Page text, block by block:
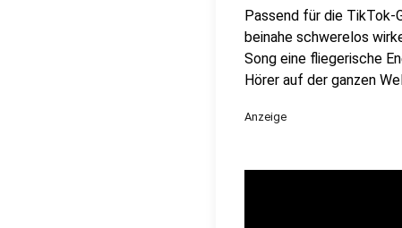
Passend für die TikTok-
beinahe schwerelos
Song eine fliegerische
Hörer auf der ganzen
Anzeige